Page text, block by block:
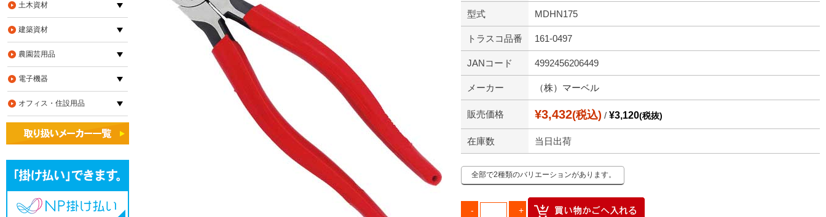
型式 MDHN175
トラスコ品番 161-0497
JANコード 4992456206449
メーカー （株）マーベル
販売価格 ¥3,432(税込) / ¥3,120(税抜)
在庫数 当日出荷
全部で2種類のバリエーションがあります。
土木資材
建築資材
農園芸用品
電子機器
オフィス・住設用品